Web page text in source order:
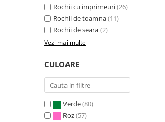
Rochii cu imprimeuri(26)
Rochii de toamna(11)
Rochii de seara(2)
Vezi mai multe
CULOARE
Verde(80)
Roz(57)